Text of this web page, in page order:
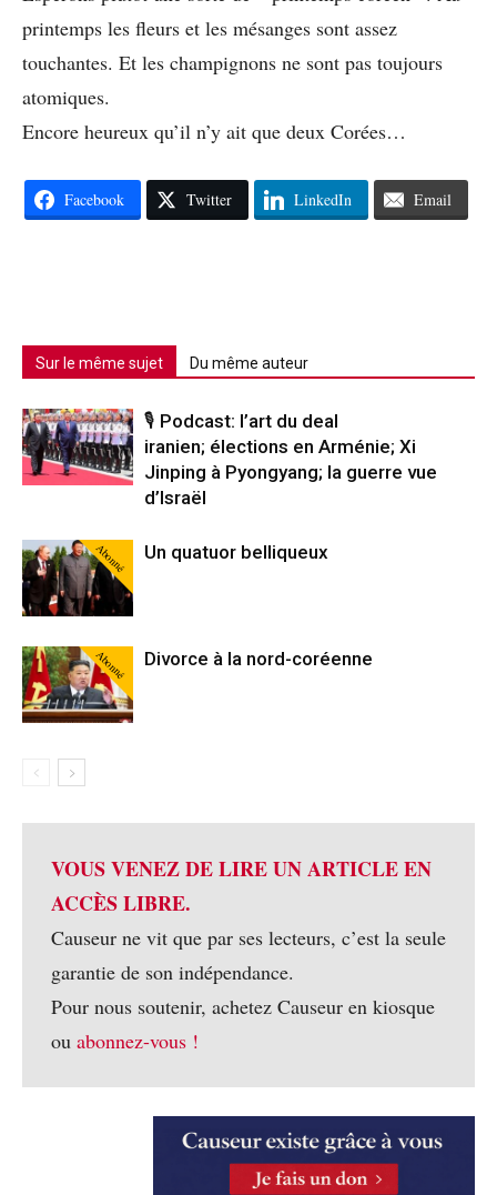
printemps les fleurs et les mésanges sont assez
touchantes. Et les champignons ne sont pas toujours
atomiques.
Encore heureux qu’il n’y ait que deux Corées…
Facebook Twitter LinkedIn Email
Sur le même sujet Du même auteur
🎙️ Podcast: l’art du deal
iranien; élections en Arménie; Xi
Jinping à Pyongyang; la guerre vue
d’Israël
Abonné Un quatuor belliqueux
Abonné Divorce à la nord-coréenne
VOUS VENEZ DE LIRE UN ARTICLE EN
ACCÈS LIBRE.
Causeur ne vit que par ses lecteurs, c’est la seule
garantie de son indépendance.
Pour nous soutenir, achetez Causeur en kiosque
ou abonnez-vous !